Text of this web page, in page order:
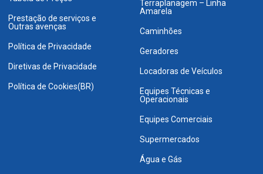
Prestação de serviços e
Outras avenças
Política de Privacidade
Diretivas de Privacidade
Política de Cookies(BR)
Terraplanagem – Linha
Amarela
Caminhões
Geradores
Locadoras de Veículos
Equipes Técnicas e
Operacionais
Equipes Comerciais
Supermercados
Água e Gás